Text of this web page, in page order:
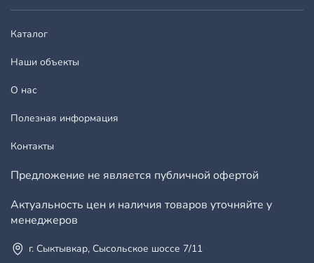
Каталог
Наши объекты
О нас
Полезная информация
Контакты
Предложение не является публичной офертой
Актуальность цен и наличия товаров уточняйте у
менеджеров
г. Сыктывкар, Сысольское шоссе 7/11